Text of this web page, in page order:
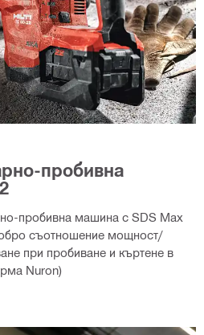
пробивна
пробивна машина с SDS Max
съотношение мощност/
при пробиване и къртене в
Nuron)